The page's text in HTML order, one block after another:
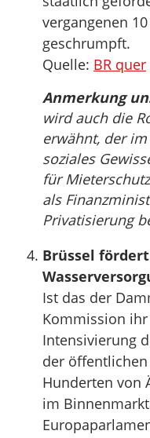
vergangenen
geschrumpft.
Quelle: BR quer
Anmerkung
wird auch die
erwähnt, der
soziales
für
als
Privatisierung
Brüssel
Ist das der
Kommission
Intensivierung
der öffentlichen
Hunderten von
im